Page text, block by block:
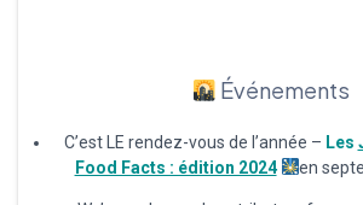
Événements
C’est LE rendez-vous de l’année – Les
Food Facts : édition 2024
en